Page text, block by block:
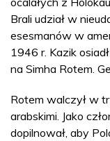
Brali udział w
esesmanów w
1946 r. Kazik
na Simha Rotem.
Rotem walczył w
arabskimi. Jako
dopilnował, aby